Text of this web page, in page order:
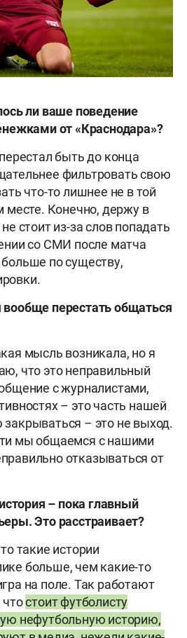
ли ваше поведение
от «Краснодара»?
быть до конца
фильтровать свою
что-то лишнее не в той
месте. Конечно, держу в
стоит из-за слов попадать
со СМИ после матча
по существу,
перестать общаться
мысль возникала, но я
что это неправильный
с журналистами,
– это часть нашей
– это не выход.
мы общаемся с нашими
отказываться от
– пока главный
Это расстраивает?
такие истории
больше, чем какие-то
на поле. Так работают
чтостоит футболисту
нефутбольную историю,